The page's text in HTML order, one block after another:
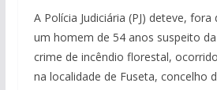
A Polícia Judiciária (PJ) deteve,
um homem de 54 anos suspeito
crime de incêndio florestal,
na localidade de Fuseta, concelho